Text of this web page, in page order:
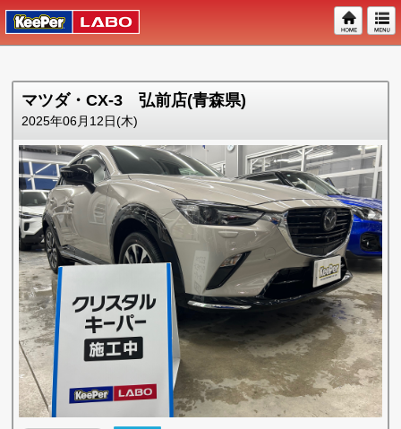
マツダ・CX-3 弘前店(青森県)
2025年06月12日(木)